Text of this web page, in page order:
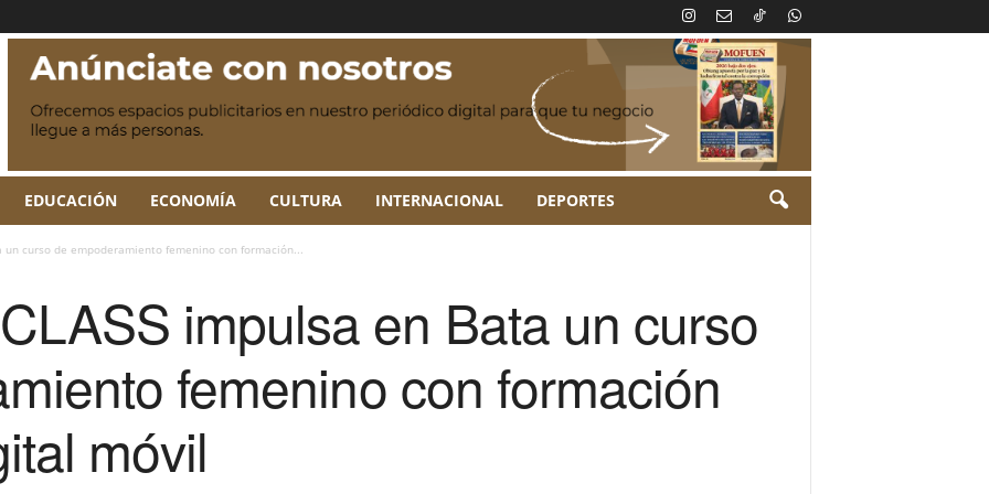
EDUCACIÓN ECONOMÍA CULTURA INTERNACIONAL DEPORTES
un curso de empoderamiento femenino con formación...
impulsa en Bata un curso
femenino con formación
móvil